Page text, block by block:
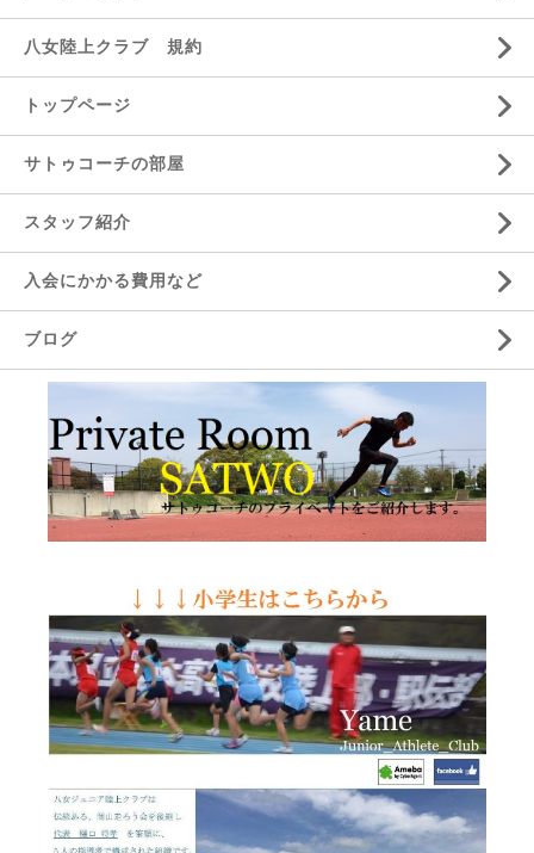
八女陸上クラブ 規約
トップページ
サトゥコーチの部屋
スタッフ紹介
入会にかかる費用など
ブログ